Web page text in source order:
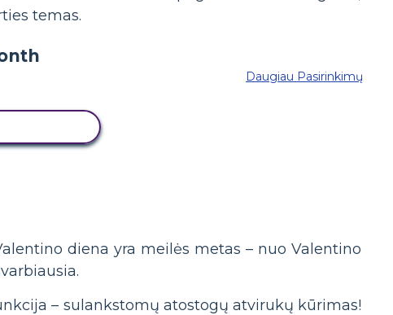
temas.
Daugiau Pasirinkimų
diena yra meilės metas – nuo Valentino
– sulankstomų atostogų atvirukų kūrimas!